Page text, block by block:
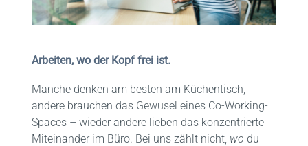
Arbeiten, wo der Kopf frei ist.
Manche denken am besten am Küchentisch,
andere brauchen das Gewusel eines Co-Working-
Spaces – wieder andere lieben das konzentrierte
Miteinander im Büro. Bei uns zählt nicht, wo du